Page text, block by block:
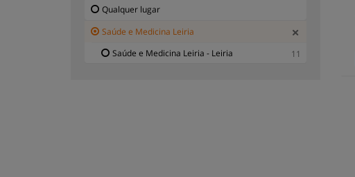
Qualquer lugar
Saúde e Medicina Leiria
Saúde e Medicina Leiria - Leiria
11